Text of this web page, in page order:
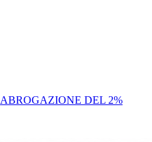
ABROGAZIONE DEL 2%